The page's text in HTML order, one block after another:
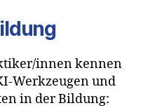
innen kennen
Werkzeugen und
in der Bildung: